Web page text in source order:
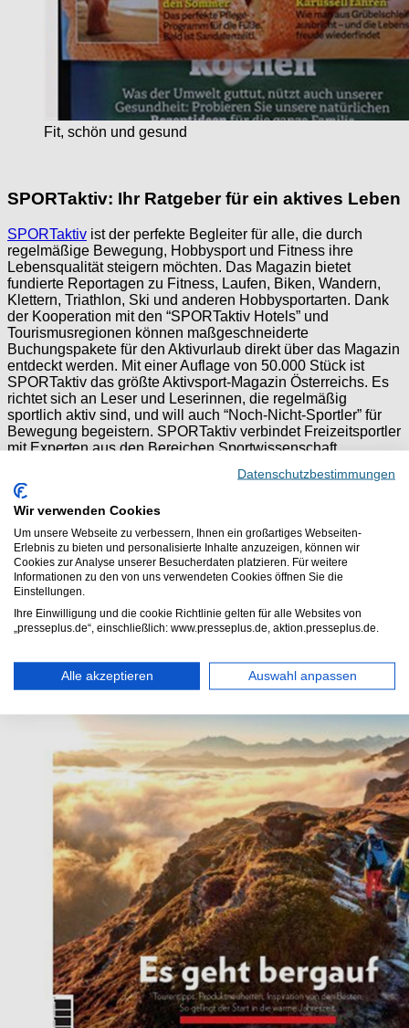
Fit, schön und gesund
SPORTaktiv: Ihr Ratgeber für ein aktives Leben
SPORTaktiv ist der perfekte Begleiter für alle, die durch
regelmäßige Bewegung, Hobbysport und Fitness ihre
Lebensqualität steigern möchten. Das Magazin bietet
fundierte Reportagen zu Fitness, Laufen, Biken, Wandern,
Klettern, Triathlon, Ski und anderen Hobbysportarten. Dank
der Kooperation mit den “SPORTaktiv Hotels” und
Tourismusregionen können maßgeschneiderte
Buchungspakete für den Aktivurlaub direkt über das Magazin
entdeckt werden. Mit einer Auflage von 50.000 Stück ist
SPORTaktiv das größte Aktivsport-Magazin Österreichs. Es
richtet sich an Leser und Leserinnen, die regelmäßig
sportlich aktiv sind, und will auch “Noch-Nicht-Sportler” für
Bewegung begeistern. SPORTaktiv verbindet Freizeitsportler
mit Experten aus den Bereichen Sportwissenschaft,
wertvolle Tipps und Anregungen für ein aktives und
gesundes Leben.
Datenschutzbestimmungen
Wir verwenden Cookies
Um unsere Webseite zu verbessern, Ihnen ein großartiges Webseiten-
Erlebnis zu bieten und personalisierte Inhalte anzuzeigen, können wir
Cookies zur Analyse unserer Besucherdaten platzieren. Für weitere
Informationen zu den von uns verwendeten Cookies öffnen Sie die
Einstellungen.
Ihre Einwilligung und die cookie Richtlinie gelten für alle Websites von
„presseplus.de“, einschließlich: www.presseplus.de, aktion.presseplus.de.
Alle akzeptieren Auswahl anpassen